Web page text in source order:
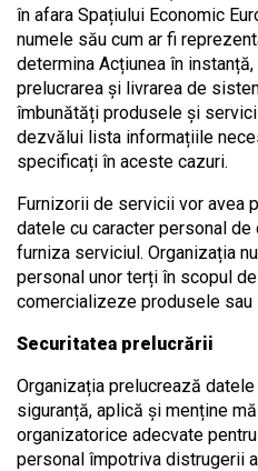
în afara Spațiului Economic
numele său cum ar fi
determina Acțiunea în
prelucrarea și livrarea de
îmbunătăți produsele și
dezvălui lista informațiile
specificați în aceste cazuri.
Furnizorii de servicii vor avea
datele cu caracter personal de
furniza serviciul. Organizația
personal unor terți în scopul
comercializeze produsele sau
Securitatea prelucrării
Organizația prelucrează
siguranță, aplică și menține
organizatorice adecvate
personal împotriva distrugerii